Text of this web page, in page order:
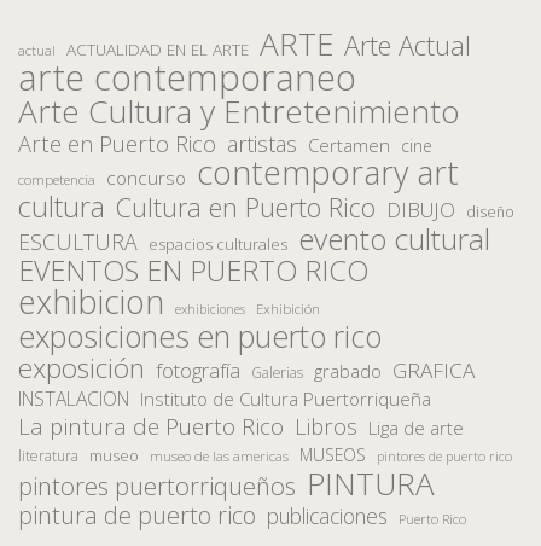
actual ACTUALIDAD EN EL ARTE ARTE Arte Actual
arte contemporaneo
Arte Cultura y Entretenimiento
Arte en Puerto Rico artistas Certamen cine
competencia concurso contemporary art
cultura Cultura en Puerto Rico DIBUJO diseño
ESCULTURA espacios culturales evento cultural
EVENTOS EN PUERTO RICO
exhibicion exhibiciones Exhibición
exposiciones en puerto rico
exposición fotografía Galerias grabado GRAFICA
INSTALACION Instituto de Cultura Puertorriqueña
La pintura de Puerto Rico Libros Liga de arte
literatura museo museo de las americas MUSEOS pintores de puerto rico
pintores puertorriqueños PINTURA
pintura de puerto rico publicaciones Puerto Rico